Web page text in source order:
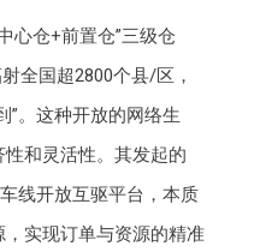
心仓+前置仓”三级仓
全国超2800个县/区，
”。这种开放的网络生
和灵活性。其发起的
线开放互驱平台，本质
实现订单与资源的精准